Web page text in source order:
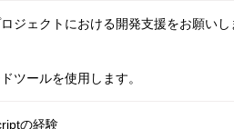
ジェクトにおける開発支援をお願いし
ツールを使用します。
の経験